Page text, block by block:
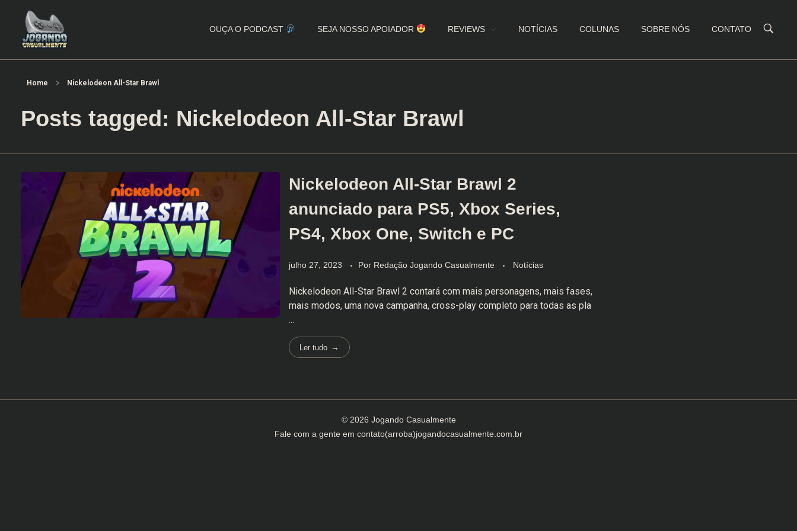
OUÇA O PODCAST SEJA NOSSO APOIADOR REVIEWS NOTÍCIAS COLUNAS SOBRE NÓS CONTATO
Home Nickelodeon All-Star Brawl
Posts tagged: Nickelodeon All-Star Brawl
Nickelodeon All-Star Brawl 2
anunciado para PS5, Xbox Series,
PS4, Xbox One, Switch e PC
julho 27, 2023 Por Redação Jogando Casualmente Notícias
Nickelodeon All-Star Brawl 2 contará com mais personagens, mais fases,
mais modos, uma nova campanha, cross-play completo para todas as pla
...
Ler tudo
© 2026 Jogando Casualmente
Fale com a gente em contato(arroba)jogandocasualmente.com.br